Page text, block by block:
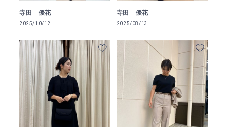
寺田 優花
2025/10/12
寺田 優花
2025/08/13